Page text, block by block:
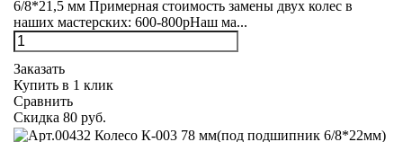
6/8*21,5 мм Примерная стоимость замены двух колес в
наших мастерских: 600-800рНаш ма...
Заказать
Купить в 1 клик
Сравнить
Скидка 80 руб.